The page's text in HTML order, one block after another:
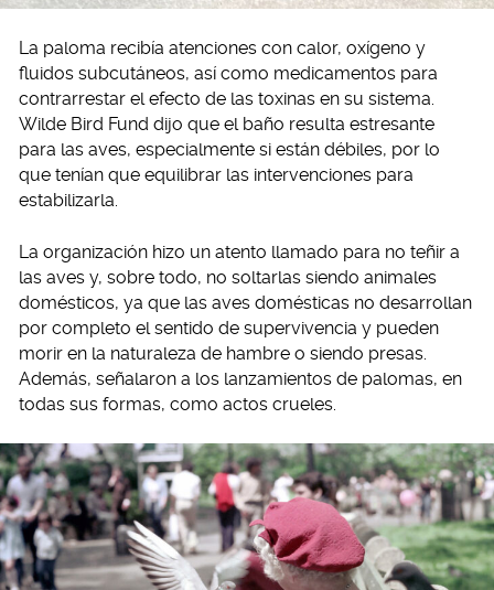
La paloma recibía atenciones con calor, oxígeno y
fluidos subcutáneos, así como medicamentos para
contrarrestar el efecto de las toxinas en su sistema.
Wilde Bird Fund dijo que el baño resulta estresante
para las aves, especialmente si están débiles, por lo
que tenían que equilibrar las intervenciones para
estabilizarla.
La organización hizo un atento llamado para no teñir a
las aves y, sobre todo, no soltarlas siendo animales
domésticos, ya que las aves domésticas no desarrollan
por completo el sentido de supervivencia y pueden
morir en la naturaleza de hambre o siendo presas.
Además, señalaron a los lanzamientos de palomas, en
todas sus formas, como actos crueles.